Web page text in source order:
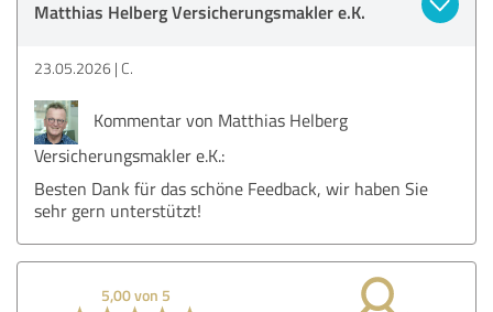
Matthias Helberg Versicherungsmakler e.K.
23.05.2026 C.
Kommentar von Matthias Helberg
Versicherungsmakler e.K.:
Besten Dank für das schöne Feedback, wir haben Sie
sehr gern unterstützt!
5,00 von 5